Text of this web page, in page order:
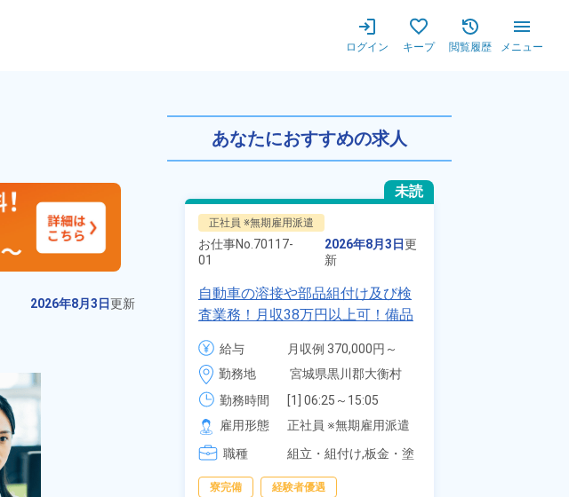
ログイン キープ 閲覧履歴 メニュー
★残業少なめ◎20代・30代・40代の男
2026年8月3日更新
あなたにおすすめの求人
未読
2026年8月3日
や包装業務！未経
迎★若手～ミドルの
！無料駐車場完
野市》
時給 1,400円～1,400円
栃木県下野市　周辺
[1] 08:00～17:00
[2] 17:00～02:00
[3] 20:00～05:00
[4] 23:00～08:00
[5] 11:00～20:00
[6] 14:00～23:00
派遣社員
検査,フォークリフト,食
品加工,投入
男性活躍中
未読
正社員 ※無期雇用派遣
お仕事No. 70117-
01
2026年8月3日更
新
自動車の溶接や部品組付け及び検
査業務！月収38万円以上可！備品
付きワンルーム寮完備！赴任旅費
会社負担★人気の土日休み！昇給
＆業績賞与あり！車・バイク通勤
可！無料駐車場あり！カップルで
の応募OK★《宮城県大衡村》
給与
月収例 370,000円～
390,000円
時給 1,700円～1,700円
勤務地
宮城県黒川郡大衡村
周辺
勤務時間
[1] 06:25～15:05
[2] 16:00～00:40
[3] 16:30～01:10
[4] 08:00～16:40
雇用形態
正社員 ※無期雇用派遣
職種
組立・組付け,板金・塗
寮完備 経験者優遇